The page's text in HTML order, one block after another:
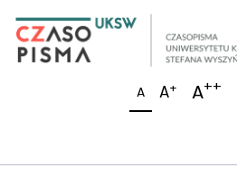
A A+ A++